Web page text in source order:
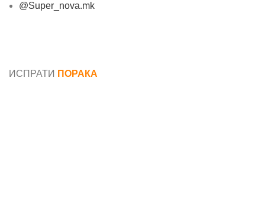
@Super_nova.mk
ИСПРАТИ ПОРАКА